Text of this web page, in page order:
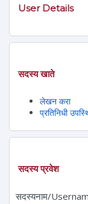
User Details
सदस्य खाते
लेखन करा
प्रतिनिधी
सदस्य प्रवेश
सदस्यनाम/